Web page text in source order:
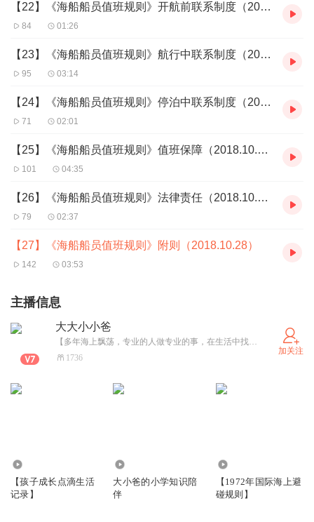
【22】《海船船员值班规则》开航前联系制度（2018.10.24）
84 01:26
【23】《海船船员值班规则》航行中联系制度（2018.10.25）
95 03:14
【24】《海船船员值班规则》停泊中联系制度（2018.10.25）
71 02:01
【25】《海船船员值班规则》值班保障（2018.10.26）
101 04:35
【26】《海船船员值班规则》法律责任（2018.10.26）
79 02:37
【27】《海船船员值班规则》附则（2018.10.28）
142 03:53
主播信息
大大小小爸
【多年海上飘荡，专业的人做专业的事，在生活中找点有趣的】
1736
加关注
【孩子成长点滴生活
记录】
大小爸的小学知识陪
伴
【1972年国际海上避
碰规则】